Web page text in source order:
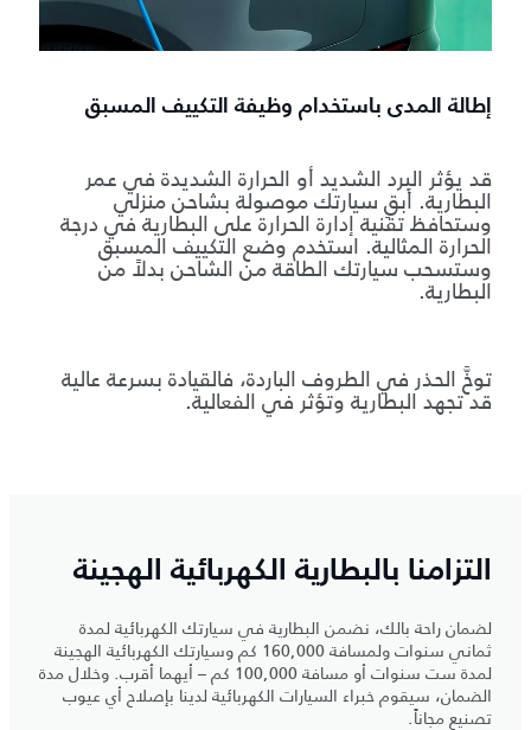
إطالة المدى باستخدام وظيفة التكييف المسبق
قد يؤثر البرد الشديد أو الحرارة الشديدة في عمر
البطارية. أبقِ سيارتك موصولة بشاحن منزلي
وستحافظ تقنية إدارة الحرارة على البطارية في درجة
الحرارة المثالية. استخدم وضع التكييف المسبق
وستسحب سيارتك الطاقة من الشاحن بدلاً من
البطارية.
توخَّ الحذر في الطروف الباردة، فالقيادة بسرعة عالية
قد تجهد البطارية وتؤثر في الفعالية.
التزامنا بالبطارية الكهربائية الهجينة
لضمان راحة بالك، نضمن البطارية في سيارتك الكهربائية لمدة
ثماني سنوات ولمسافة 160,000 كم وسيارتك الكهربائية الهجينة
لمدة ست سنوات أو مسافة 100,000 كم – أيهما أقرب. وخلال مدة
الضمان، سيقوم خبراء السيارات الكهربائية لدينا بإصلاح أي عيوب
تصنيع مجاناً.